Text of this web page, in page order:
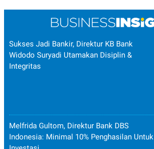
Sukses Jadi Bankir, Direktur KB Bank
Widodo Suryadi Utamakan Disiplin &
Integritas
Melfrida Gultom, Direktur Bank DBS
Indonesia: Minimal 10% Penghasilan Untuk